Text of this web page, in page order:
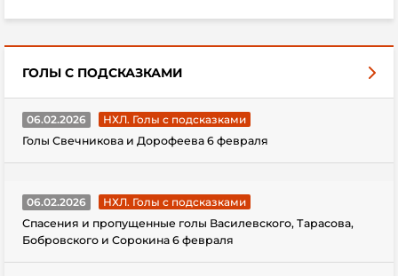
ГОЛЫ С ПОДСКАЗКАМИ
06.02.2026
НХЛ. Голы с подсказками
Голы Свечникова и Дорофеева 6 февраля
06.02.2026
НХЛ. Голы с подсказками
Спасения и пропущенные голы Василевского, Тарасова,
Бобровского и Сорокина 6 февраля